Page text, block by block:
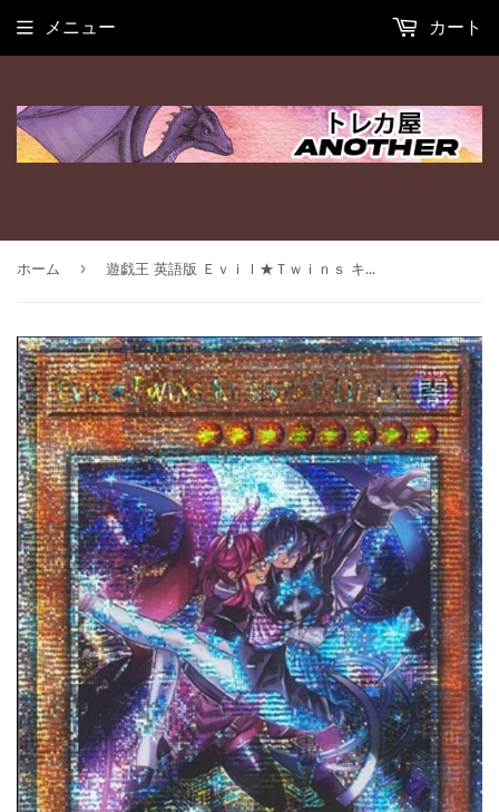
メニュー カート
ホーム › 遊戯王 英語版 Ｅｖｉｌ★Ｔｗｉｎｓ キスキル・リィラ 25thレア RA04 北米版 予約